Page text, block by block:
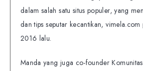
dalam salah satu situs populer, yang
dan tips seputar kecantikan,
2016 lalu.
Manda yang juga co-founder